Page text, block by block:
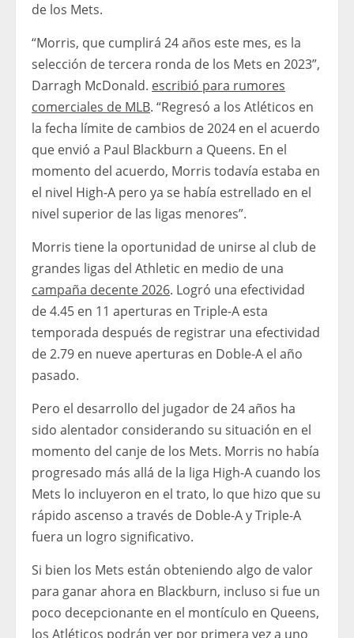
de los Mets.
“Morris, que cumplirá 24 años este mes, es la
selección de tercera ronda de los Mets en 2023”,
Darragh McDonald. escribió para rumores
comerciales de MLB. “Regresó a los Atléticos en
la fecha límite de cambios de 2024 en el acuerdo
que envió a Paul Blackburn a Queens. En el
momento del acuerdo, Morris todavía estaba en
el nivel High-A pero ya se había estrellado en el
nivel superior de las ligas menores”.
Morris tiene la oportunidad de unirse al club de
grandes ligas del Athletic en medio de una
campaña decente 2026. Logró una efectividad
de 4.45 en 11 aperturas en Triple-A esta
temporada después de registrar una efectividad
de 2.79 en nueve aperturas en Doble-A el año
pasado.
Pero el desarrollo del jugador de 24 años ha
sido alentador considerando su situación en el
momento del canje de los Mets. Morris no había
progresado más allá de la liga High-A cuando los
Mets lo incluyeron en el trato, lo que hizo que su
rápido ascenso a través de Doble-A y Triple-A
fuera un logro significativo.
Si bien los Mets están obteniendo algo de valor
para ganar ahora en Blackburn, incluso si fue un
poco decepcionante en el montículo en Queens,
los Atléticos podrán ver por primera vez a uno